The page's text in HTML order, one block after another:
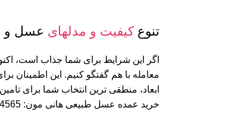
تنوعکیفیت و مدلهای عسل و
اگر این شرایط برای شما جذاب است،
معامله با هم گفتگو کنیم. این اطمینان
ابعاد، منطقی ترین انتخاب شما برای
خرید عمده عسل طبیعی هانی مون: 09102004565